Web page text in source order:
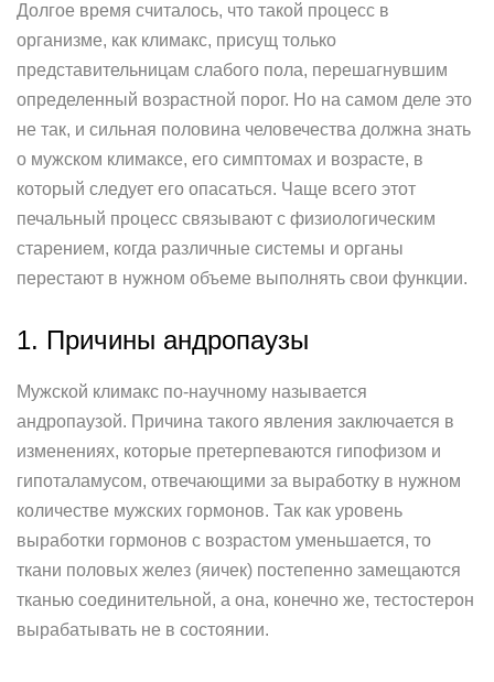
Долгое время считалось, что такой процесс в
организме, как климакс, присущ только
представительницам слабого пола, перешагнувшим
определенный возрастной порог. Но на самом деле это
не так, и сильная половина человечества должна знать
о мужском климаксе, его симптомах и возрасте, в
который следует его опасаться. Чаще всего этот
печальный процесс связывают с физиологическим
старением, когда различные системы и органы
перестают в нужном объеме выполнять свои функции.
1. Причины андропаузы
Мужской климакс по-научному называется
андропаузой. Причина такого явления заключается в
изменениях, которые претерпеваются гипофизом и
гипоталамусом, отвечающими за выработку в нужном
количестве мужских гормонов. Так как уровень
выработки гормонов с возрастом уменьшается, то
ткани половых желез (яичек) постепенно замещаются
тканью соединительной, а она, конечно же, тестостерон
вырабатывать не в состоянии.